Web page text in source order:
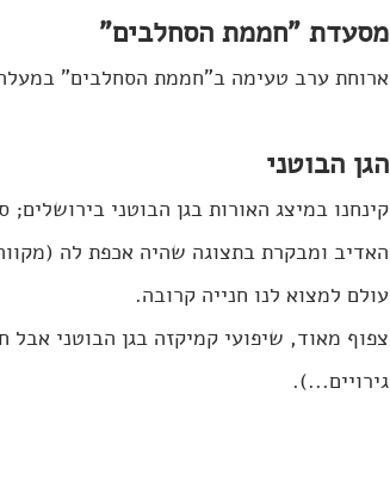
מסעדת "חממת הסחלבים"
ארוחת ערב טעימה ב"חממת הסחלבים"
הגן הבוטני
קינחנו במיצג האורות בגן הבוטני
האדיב ומבקרת בתצוגה שהיה אכפת לה
עולם למצוא לנו חנייה קרובה.
צפוף מאוד, שיפועי קמיקזה בגן הבוטני אבל
גירויים...).